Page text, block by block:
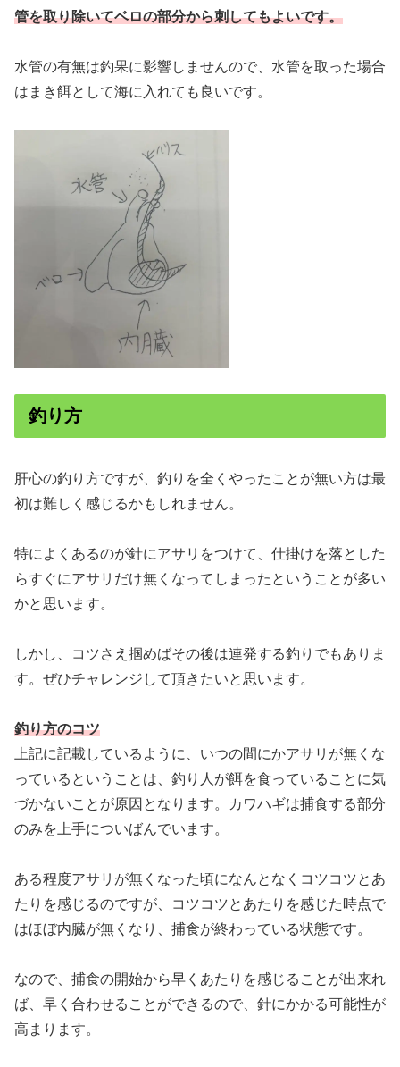
管を取り除いてベロの部分から刺してもよいです。
水管の有無は釣果に影響しませんので、水管を取った場合
はまき餌として海に入れても良いです。
釣り方
肝心の釣り方ですが、釣りを全くやったことが無い方は最
初は難しく感じるかもしれません。
特によくあるのが針にアサリをつけて、仕掛けを落とした
らすぐにアサリだけ無くなってしまったということが多い
かと思います。
しかし、コツさえ掴めばその後は連発する釣りでもありま
す。ぜひチャレンジして頂きたいと思います。
釣り方のコツ
上記に記載しているように、いつの間にかアサリが無くな
っているということは、釣り人が餌を食っていることに気
づかないことが原因となります。カワハギは捕食する部分
のみを上手についばんでいます。
ある程度アサリが無くなった頃になんとなくコツコツとあ
たりを感じるのですが、コツコツとあたりを感じた時点で
はほぼ内臓が無くなり、捕食が終わっている状態です。
なので、捕食の開始から早くあたりを感じることが出来れ
ば、早く合わせることができるので、針にかかる可能性が
高まります。